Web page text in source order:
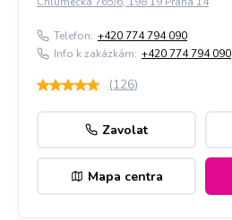
Telefon: +420 774 794 090
Info k zakázkám: +420 774 794 090
(126)
Zavolat
Mapa centra